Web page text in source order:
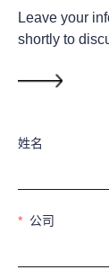
姓名
公司
Leave your
shortly to